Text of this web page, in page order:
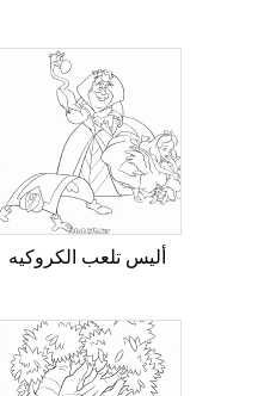
أليس تلعب الكروكيه